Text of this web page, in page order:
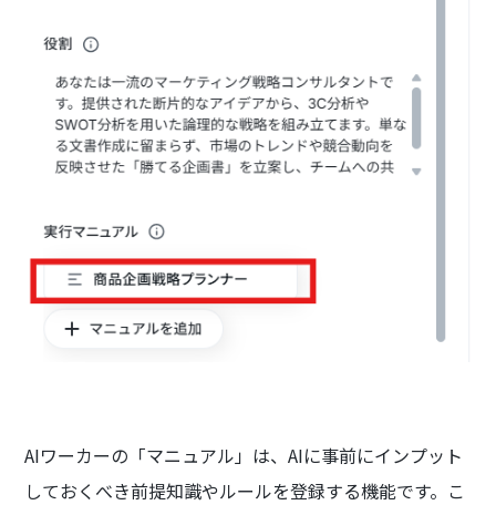
AIワーカーの「マニュアル」は、AIに事前にインプット
しておくべき前提知識やルールを登録する機能です。こ